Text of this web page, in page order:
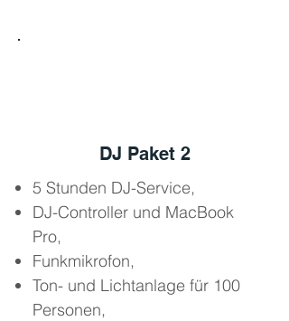
DJ Paket 2
5 Stunden DJ-Service,
DJ-Controller und MacBook
Pro,
Funkmikrofon,
Ton- und Lichtanlage für 100
Personen,